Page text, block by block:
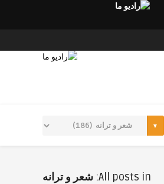
All posts in: شعر و ترانه